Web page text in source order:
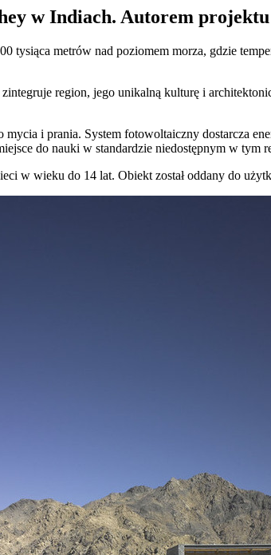
w Indiach. Autorem
tysiąca metrów nad poziomem morza, gdzie
region, jego unikalną kulturę i
i prania. System fotowoltaiczny dostarcza
do nauki w standardzie niedostępnym w tym
w wieku do 14 lat. Obiekt został oddany do